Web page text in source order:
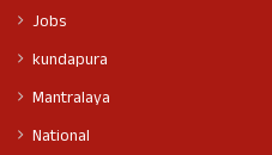
Jobs
kundapura
Mantralaya
National